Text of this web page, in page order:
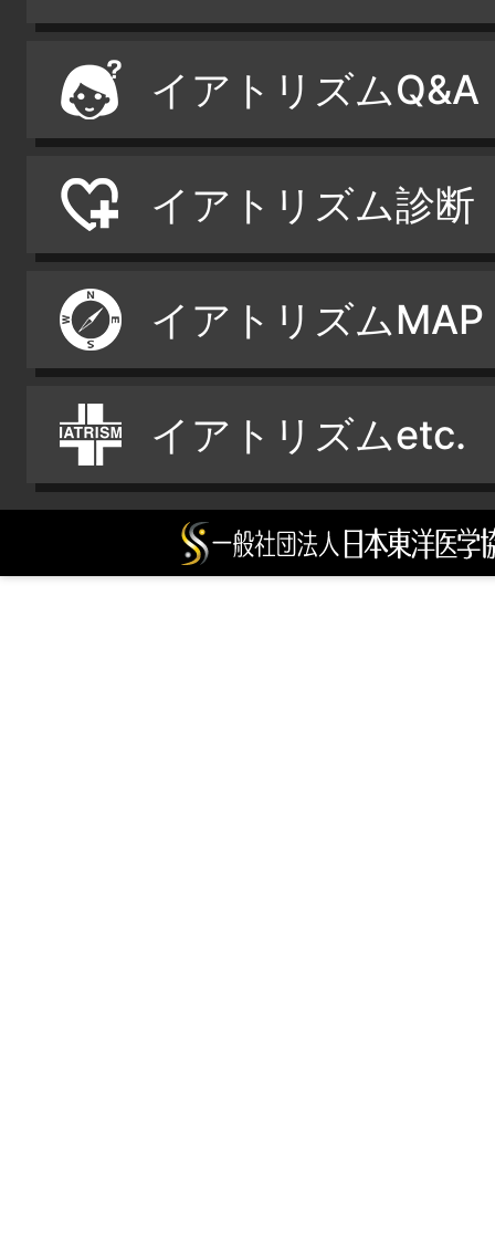
イアトリズムQ&A
イアトリズム診断
イアトリズムMAP
イアトリズムetc.